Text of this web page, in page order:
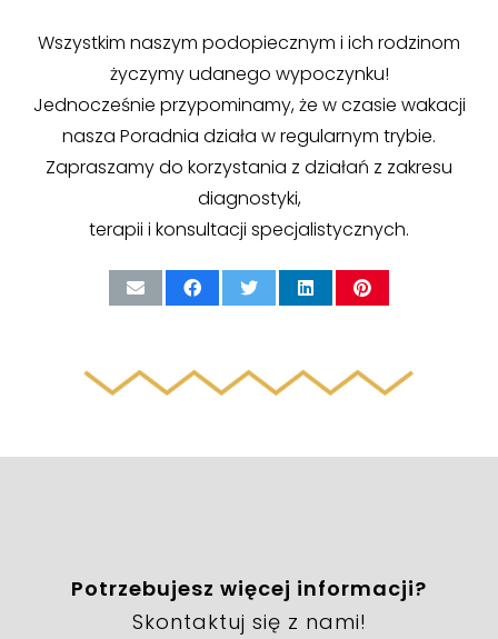
Wszystkim naszym podopiecznym i ich rodzinom
życzymy udanego wypoczynku!
Jednocześnie przypominamy, że w czasie wakacji
nasza Poradnia działa w regularnym trybie.
Zapraszamy do korzystania z działań z zakresu
diagnostyki,
terapii i konsultacji specjalistycznych.
Potrzebujesz więcej informacji?
Skontaktuj się z nami!